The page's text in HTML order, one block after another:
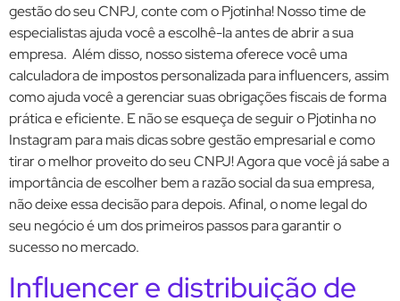
gestão do seu CNPJ, conte com o Pjotinha! Nosso time de
especialistas ajuda você a escolhê-la antes de abrir a sua
empresa. Além disso, nosso sistema oferece você uma
calculadora de impostos personalizada para influencers, assim
como ajuda você a gerenciar suas obrigações fiscais de forma
prática e eficiente. E não se esqueça de seguir o Pjotinha no
Instagram para mais dicas sobre gestão empresarial e como
tirar o melhor proveito do seu CNPJ! Agora que você já sabe a
importância de escolher bem a razão social da sua empresa,
não deixe essa decisão para depois. Afinal, o nome legal do
seu negócio é um dos primeiros passos para garantir o
sucesso no mercado.
Influencer e distribuição de